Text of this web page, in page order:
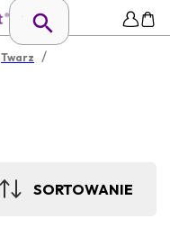
Twarz /
SORTOWANIE